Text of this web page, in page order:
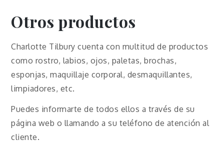
Otros productos
Charlotte Tilbury cuenta con multitud de productos
como rostro, labios, ojos, paletas, brochas,
esponjas, maquillaje corporal, desmaquillantes,
limpiadores, etc.
Puedes informarte de todos ellos a través de su
página web o llamando a su teléfono de atención al
cliente.